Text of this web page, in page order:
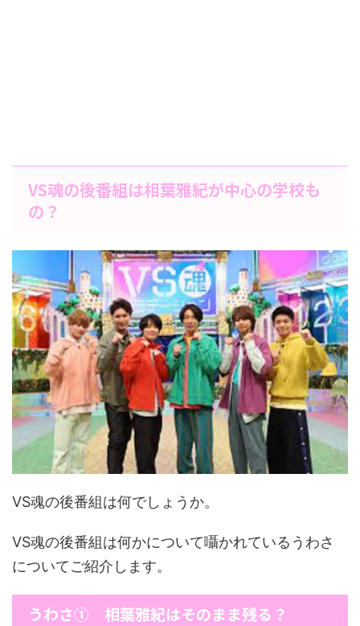
VS魂の後番組は相葉雅紀が中心の学校も
の？
VS魂の後番組は何でしょうか。
VS魂の後番組は何かについて囁かれているうわさ
についてご紹介します。
うわさ① 相葉雅紀はそのまま残る？